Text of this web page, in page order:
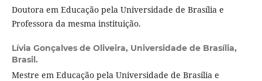
Doutora em Educação pela Universidade de Brasília e
Professora da mesma instituição.
Lívia Gonçalves de Oliveira, Universidade de Brasília,
Brasil.
Mestre em Educação pela Universidade de Brasília e